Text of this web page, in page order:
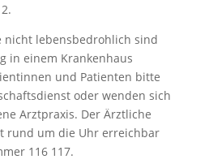
nicht lebensbedrohlich sind
in einem Krankenhaus
und Patienten bitte
oder wenden sich
Arztpraxis. Der Ärztliche
rund um die Uhr erreichbar
116 117.